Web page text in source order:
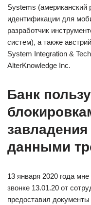
Systems (американский
идентификации для
разработчик
систем), а также
System Integration &
AlterKnowledge Inc.
Банк
данными
13 января 2020 года
звонке 13.01.20 от
предоставил